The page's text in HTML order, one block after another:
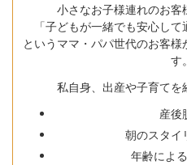
小さなお子様連れのお客
「子どもが一緒でも安心し
というママ・パパ世代のお客
す。
私自身、出産や子育てを
産後
朝のスタイ
年齢によ